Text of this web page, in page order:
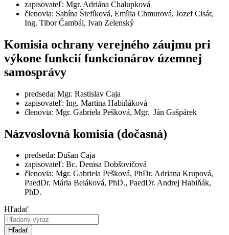
zapisovateľ: Mgr. Adriána Chalupková
členovia: Sabína Štefíková, Emília Chmurová, Jozef Cisár,
Ing. Tibor Čambál, Ivan Zelenský
Komisia ochrany verejného záujmu pri
výkone funkcií funkcionárov územnej
samosprávy
predseda: Mgr. Rastislav Caja
zapisovateľ: Ing. Martina Habiňáková
členovia: Mgr. Gabriela Pešková, Mgr. Ján Gašpárek
Názvoslovná komisia (dočasná)
predseda: Dušan Caja
zapisovateľ: Bc. Denisa Dobšovičová
členovia: Mgr. Gabriela Pešková, PhDr. Adriana Krupová,
PaedDr. Mária Beláková, PhD., PaedDr. Andrej Habiňák,
PhD.
Hľadať
Hľadať